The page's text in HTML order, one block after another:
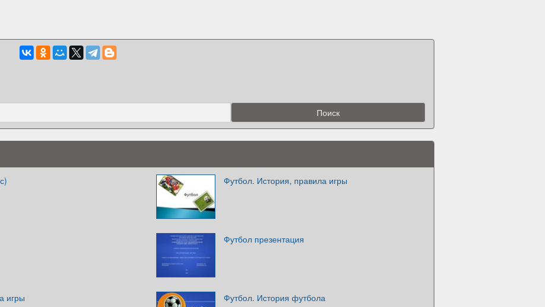
Футбол. История, правила игры
Футбол презентация
игры Футбол. История футбола